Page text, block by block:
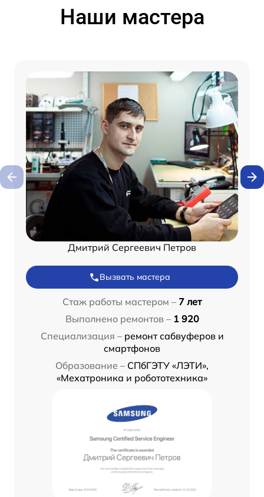
Наши мастера
Дмитрий Сергеевич Петров
Вызвать мастера
Стаж работы мастером – 7 лет
Выполнено ремонтов – 1 920
Специализация – ремонт сабвуферов и
смартфонов
Образование – СПбГЭТУ «ЛЭТИ»,
«Мехатроника и робототехника»